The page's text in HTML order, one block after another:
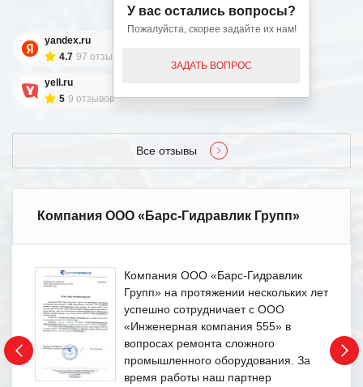
yandex.ru
4.7 97 отзывов
yell.ru
5 9 отзывов
Все отзывы
Компания ООО «Барс-Гидравлик Групп»
Компания ООО «Барс-Гидравлик
Групп» на протяжении нескольких лет
успешно сотрудничает с ООО
«Инженерная компания 555» в
вопросах ремонта сложного
промышленного оборудования. За
время работы наш партнер
У вас остались вопросы?
Пожалуйста, скорее задайте их нам!
ЗАДАТЬ ВОПРОС